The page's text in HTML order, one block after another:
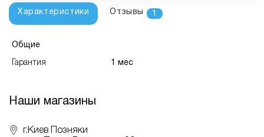
Характеристики Отзывы 1
Общие
Гарантия 1 мес
Наши магазины
г.Киев Позняки